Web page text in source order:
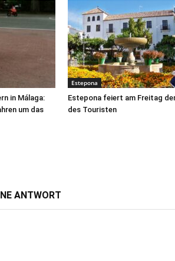
in Málaga:
um das
Estepona
Estepona feiert am Freitag
des Touristen
ANTWORT